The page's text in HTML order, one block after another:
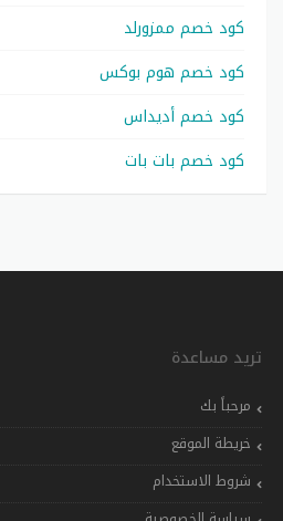
كود خصم ممزورلد
كود خصم هوم بوكس
كود خصم أديداس
كود خصم بات بات
تريد مساعدة
مرحباً بك
خريطة الموقع
شروط الاستخدام